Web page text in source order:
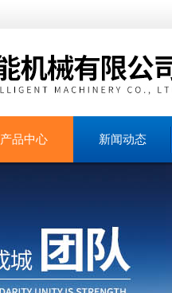
产品中心 新闻动态